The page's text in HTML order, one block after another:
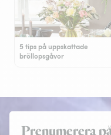
5 tips på uppskattade
bröllopsgåvor